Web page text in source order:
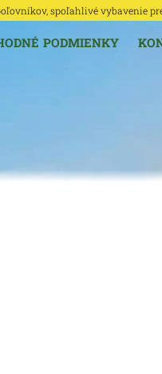
spoľahlivé vybavenie
PODMIENKY